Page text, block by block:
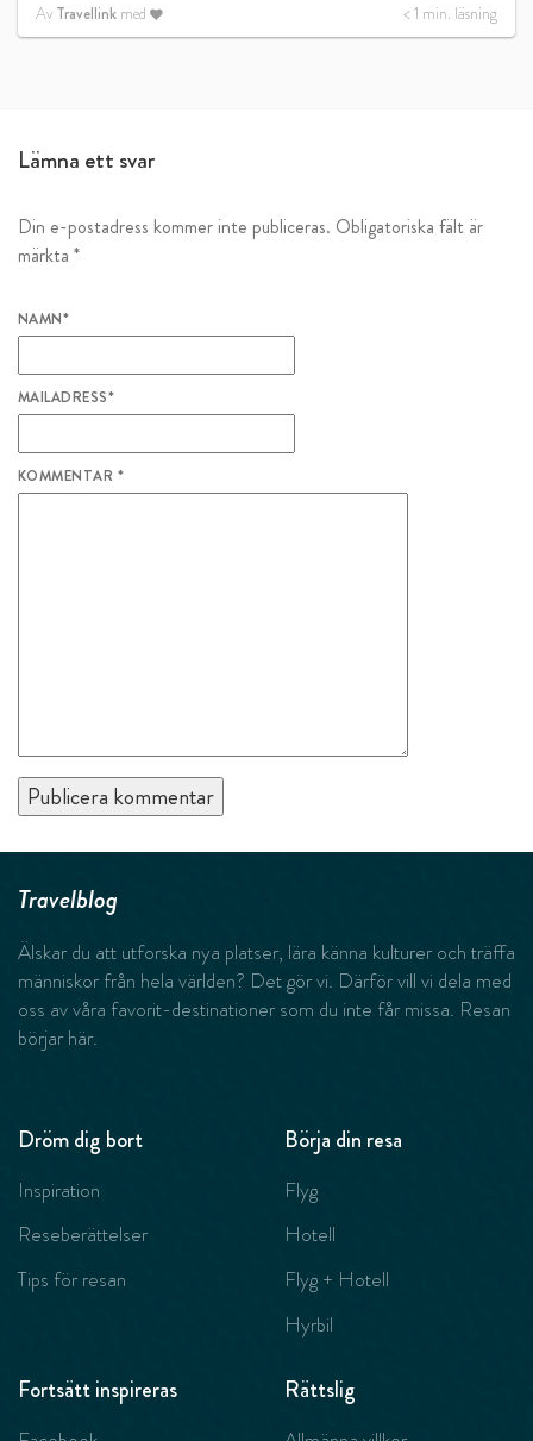
Av Travellink med < 1 min. läsning
Lämna ett svar
Din e-postadress kommer inte publiceras. Obligatoriska fält är
märkta *
NAMN*
MAILADRESS*
KOMMENTAR *
Travelblog
Älskar du att utforska nya platser, lära känna kulturer och träffa
människor från hela världen? Det gör vi. Därför vill vi dela med
oss av våra favorit-destinationer som du inte får missa. Resan
börjar här.
Dröm dig bort
Inspiration
Reseberättelser
Tips för resan
Börja din resa
Flyg
Hotell
Flyg + Hotell
Hyrbil
Fortsätt inspireras Rättslig